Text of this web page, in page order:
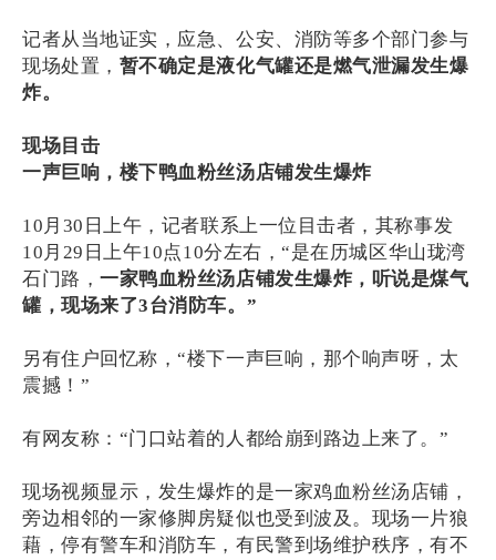
记者从当地证实，应急、公安、消防等多个部门参与
现场处置， 暂不确定是液化气罐还是燃气泄漏发生爆
炸。
现场目击
一声巨响，楼下鸭血粉丝汤店铺发生爆炸
10月30日上午，记者联系上一位目击者，其称事发
10月29日上午10点10分左右，“是在历城区华山珑湾
石门路，一家鸭血粉丝汤店铺发生爆炸，听说是煤气
罐，现场来了3台消防车。”
另有住户回忆称，“楼下一声巨响，那个响声呀，太
震撼！”
有网友称：“门口站着的人都给崩到路边上来了。”
现场视频显示，发生爆炸的是一家鸡血粉丝汤店铺，
旁边相邻的一家修脚房疑似也受到波及。现场一片狼
藉，停有警车和消防车，有民警到场维护秩序，有不